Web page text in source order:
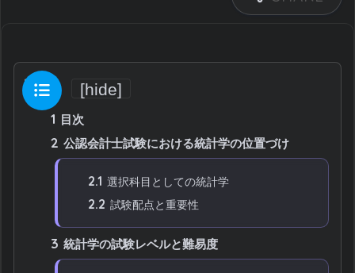
目次 [hide]
1 目次
2 公認会計士試験における統計学の位置づけ
2.1 選択科目としての統計学
2.2 試験配点と重要性
3 統計学の試験レベルと難易度